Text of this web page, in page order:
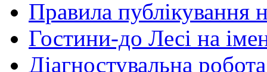
Правила публікування
Гостини-до Лесі на
Діагностувальна